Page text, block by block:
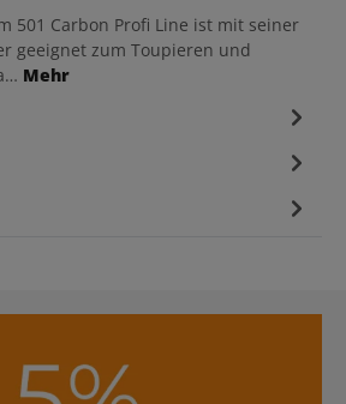
501 Carbon Profi Line ist mit seiner
geeignet zum Toupieren und
Mehr